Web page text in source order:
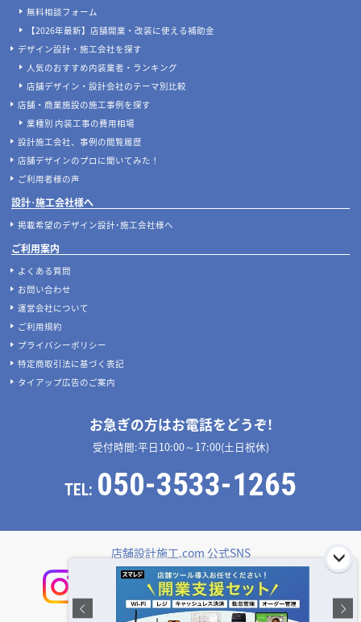
無料相談フォーム
【2026年最新】店舗開業・改装に使える補助金
デザイン設計・施工会社を探す
人気のおすすめ内装業者・ランキング
店舗デザイン・設計会社のテーマ別比較
店舗・商業施設の施工事例を探す
業種別 内装工事の費用相場
設計施工会社、事例の閲覧履歴
店舗デザインのプロに聞いてみた！
ご利用者様の声
設計･施工会社様へ
掲載希望のデザイン設計･施工会社様へ
ご利用案内
よくある質問
お問い合わせ
運営会社について
ご利用規約
プライバシーポリシー
特定商取引法に基づく表記
タイアップ広告のご案内
お急ぎの方はお電話をどうぞ!
受付時間:平日10:00～17:00(土日祝休)
TEL: 050-3533-1265
店舗設計施工.com 公式SNS